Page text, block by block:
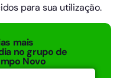
para sua utilização.
mais
no grupo de
Novo